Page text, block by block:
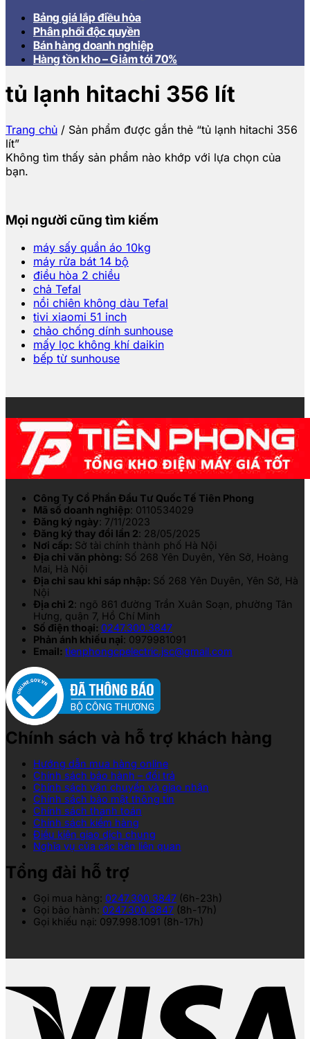
Bảng giá lắp điều hòa
Phân phối độc quyền
Bán hàng doanh nghiệp
Hàng tồn kho – Giảm tới 70%
tủ lạnh hitachi 356 lít
Trang chủ / Sản phẩm được gắn thẻ “tủ lạnh hitachi 356
lít”
Không tìm thấy sản phẩm nào khớp với lựa chọn của
bạn.
Mọi người cũng tìm kiếm
máy sấy quần áo 10kg
máy rửa bát 14 bộ
điều hòa 2 chiều
chả Tefal
nồi chiên không dàu Tefal
tivi xiaomi 51 inch
chảo chống dính sunhouse
mấy lọc không khí daikin
bếp từ sunhouse
Công Ty Cổ Phần Đầu Tư Quốc Tế Tiên Phong
Mã số doanh nghiệp: 0110534029
Đăng ký ngày: 7/11/2023
Đăng ký thay đổi lần 2: 28/05/2025
Nơi cấp: Sở tài chính thành phố Hà Nội
Địa chỉ văn phòng: Số 268 Yên Duyên, Yên Sở, Hoàng
Mai, Hà Nội
Địa chỉ sau khi sáp nhập: Số 268 Yên Duyên, Yên Sở, Hà
Nội
Địa chỉ 2: ngõ 861 đường Trần Xuân Soạn, phường Tân
Hưng, quận 7, Hồ Chí Minh
Số điện thoại: 0247.300.3847
Phản ánh khiếu nại: 0979981091
Email: tienphongcpelectric.jsc@gmail.com
Chính sách và hỗ trợ khách hàng
Hướng dẫn mua hàng online
Chính sách bảo hành – đổi trả
Chính sách vận chuyển và giao nhận
Chính sách bảo mật thông tin
Chính sách thanh toán
Chính sách kiểm hàng
Điều kiện giao dịch chung
Nghĩa vụ của các bên liên quan
Tổng đài hỗ trợ
Gọi mua hàng: 0247.300.3847 (6h-23h)
Gọi bảo hành: 0247.300.3847 (8h-17h)
Gọi khiếu nại: 097.998.1091 (8h-17h)